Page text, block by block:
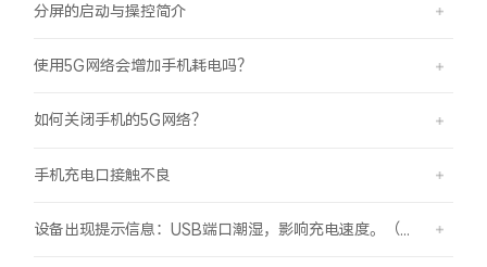
分屏的启动与操控简介
使用5G网络会增加手机耗电吗？
如何关闭手机的5G网络？
手机充电口接触不良